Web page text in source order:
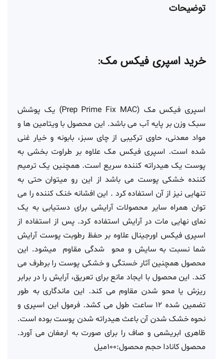
توضیحات
خرید اسپری فیکس مک:
اسپری فیکس مک (Prep Prime Fix MAC) یک پوشش
سبک وزن بر پایه آب می باشد. این محصول با ویتامین ها و
مواد معدنی، حاوی ترکیبی از چای سبز، بابونه و خیار غنی
شده است. اسپری فیکس مک علاوه بر طراوت بخشی به
پوست یک هیدراته کننده سریع است. همچنین یک ترمیم
کننده خشکی پوست می باشد از این رو میتوان حتی به
تنهایی نیز از آن استفاده کرد . این افشانه خنک کننده را می
توان همراه سایر محصولات آرایشی برای دستیابی به یک
نمای نهایی مات در آرایش استفاده کرد. پس از استفاده از
اسپری فیکس اورجینال علاوه بر حفظ رطوبت پوست آرایش
شما نسبت به سایش و محو شدگی مقاوم میشود. این
محصول همچنین آثار خستگی و خشکی پوست را برطرف می
کند. این محصول با ایجاد مانع برای تعریق، آرایش را در برابر
ریزش یا محو شدن مقاوم می کند. این ماندگاری به طور
تضمین شده 12 ساعت طول می کشد. فرمول این اسپری و
نحوه خشک شدن آن باعث هیدراته شدن پوست بوده است.
ظاهری ابریشمی و صاف را برای صورت به ارمغان می آورد.
محصول کانادا حجم محصول:100میل